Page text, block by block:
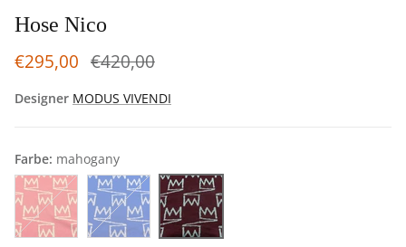
Hose Nico
€295,00 €420,00
Designer MODUS VIVENDI
Farbe: mahogany